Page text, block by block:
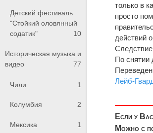
Детский фестиваль
"Стойкий оловянный
содатик"
10
Историческая музыка и
видео
77
Чили 1
Колумбия 2
Мексика 1
только в
просто
действий
По снятии
Лейб-
Если у
Можно с